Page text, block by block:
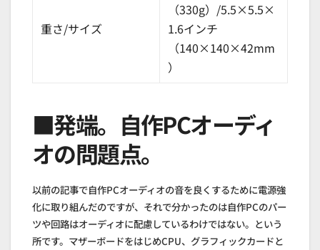
重さ/サイズ
（330g）/5.5×5.5×
1.6インチ
（140×140×42mm
）
■発端。自作PCオーディ
オの問題点。
以前の記事で自作PCオーディオの音を良くするために電源強
化に取り組んだのですが、それで分かったのは自作PCのパー
ツや回路はオーディオに配慮しているわけではない。という
所です。マザーボードをはじめCPU、グラフィックカードと